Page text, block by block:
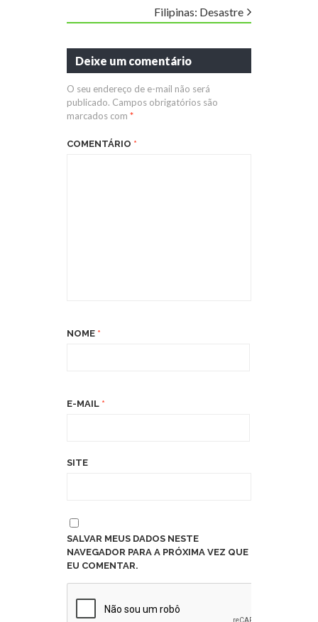
Filipinas: Desastre
Deixe um comentário
O seu endereço de e-mail não será
publicado. Campos obrigatórios são
marcados com *
COMENTÁRIO *
NOME *
E-MAIL *
SITE
SALVAR MEUS DADOS NESTE
NAVEGADOR PARA A PRÓXIMA VEZ QUE
EU COMENTAR.